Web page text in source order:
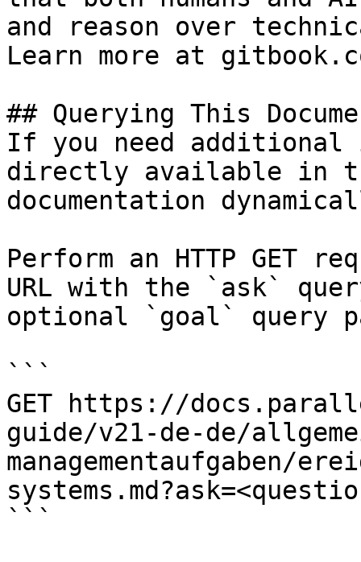
and reason over
Learn more at
## Querying This
If you need
directly available in
documentation
Perform an HTTP GET
URL with the `ask`
optional `goal` query
```
GET https://
guide/v21-de-de/
managementaufgaben/
```